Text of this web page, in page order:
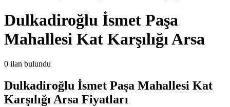
Dulkadiroğlu İsmet Paşa
Mahallesi Kat Karşılığı Arsa
0 ilan bulundu
Dulkadiroğlu İsmet Paşa Mahallesi Kat
Karşılığı Arsa Fiyatları